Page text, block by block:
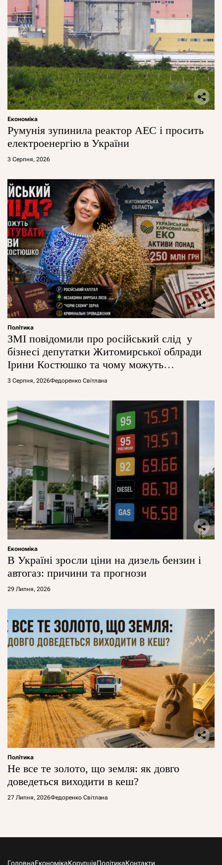
Економіка
Румунія зупинила реактор АЕС і просить
електроенергію в України
3 Серпня, 2026
Політика
ЗМІ повідомили про російський слід у
бізнесі депутатки Житомирської облради
Ірини Костюшко та чому можуть
арештувати її активи
3 Серпня, 2026Федоренко Світлана
Економіка
В Україні зросли ціни на дизель бензин і
автогаз: причини та прогнози
29 Липня, 2026
Політика
Не все те золото, що земля: як довго
доведеться виходити в кеш?
27 Липня, 2026Федоренко Світлана
ГоловнаЕкономікаКорупціяПолітикаКонтакти